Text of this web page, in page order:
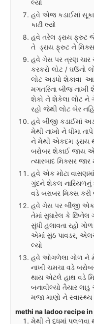
લ્યો
હવે એજ કડાઈમાં
કાઢી લ્યો
હવે તરેલ ડ્રાય ફ્રુટ
તે ડ્રાય ફ્રુટ ને
હવે ગેસ પર ત્રણ ચાર
કરકરો લોટ / ઘઉંનો
લોટ અડધો શેકાવા
મગતરિના બીજ નાખી
શેકો ને શેકેલા લોટ ને
રહો જેથી લોટ બેર નહિ
હવે બીજી કડાઈમાં
મેથી નાખો ને ધીમા
ને મેથી એકદમ ડ્રાય
બરોબર શેકાઈ જાય
ત્યારબાદ મિક્સર જાર
હવે એક મોટા
ગુંદને શેકલ નારિયળનું
વડે બરાબર મિક્સ કરી
હવે ગેસ પર બીજી એક
તેમાં સુધારેલ કે છિનેલ
સુંધી હલાવતા રહો
એમાં સુંઠ પાવડર,
લ્યો
હવે ઓગળેલા ગોળ ને
નાખી ચમચા વડે
થાય એટલે હાથ વડે
બનાવીલ્યો તૈયાર
મજા માણો ને સ્વાસ્થ્ય
methi na ladoo recipe
મેથી ને દૂધમાં